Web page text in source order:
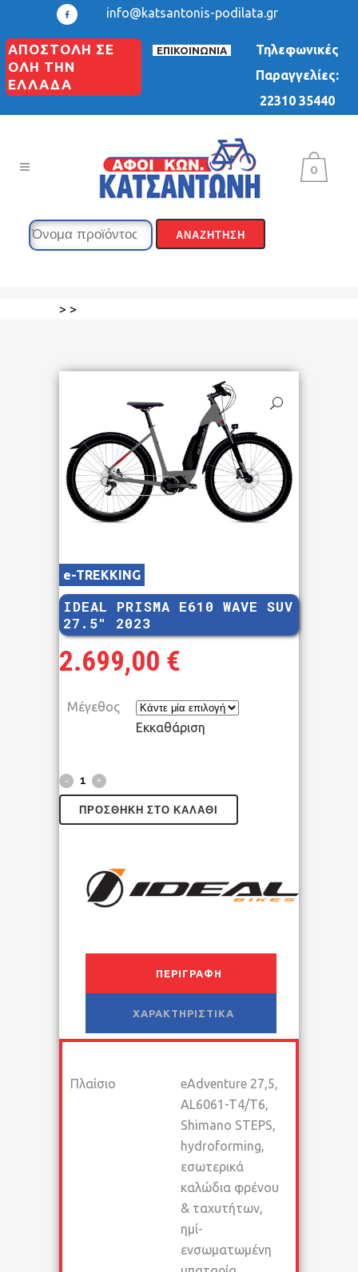
info@katsantonis-podilata.gr
ΑΠΟΣΤΟΛΗ ΣΕ
ΟΛΗ ΤΗΝ
ΕΛΛΑΔΑ
ΕΠΙΚΟΙΝΩΝΙΑ
Τηλεφωνικές
Παραγγελίες:
22310 35440
0
> >
e-TREKKING
IDEAL PRISMA E610 WAVE SUV
27.5″ 2023
2.699,00 €
Μέγεθος
Εκκαθάριση
ΠΡΟΣΘΉΚΗ ΣΤΟ ΚΑΛΆΘΙ
ΠΕΡΙΓΡΑΦΉ
ΧΑΡΑΚΤΗΡΙΣΤΙΚΆ
Πλαίσιο
eAdventure 27,5,
AL6061-T4/T6,
Shimano STEPS,
hydroforming,
εσωτερικά
καλώδια φρένου
& ταχυτήτων,
ημί-
ενσωματωμένη